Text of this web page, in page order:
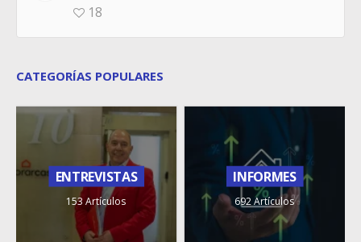
18
CATEGORÍAS POPULARES
ENTREVISTAS
153 Artículos
INFORMES
692 Artículos